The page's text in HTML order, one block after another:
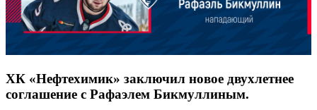
ХК «Нефтехимик» заключил новое двухлетнее
соглашение с Рафаэлем Бикмуллиным.